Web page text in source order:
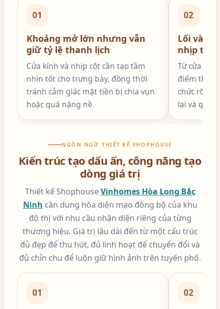
01
Khoảng mở lớn nhưng vẫn
giữ tỷ lệ thanh lịch
Cửa kính và nhịp cột cần tạo tầm
nhìn tốt cho trưng bày, đồng thời
tránh cảm giác mặt tiền bị chia vụn
hoặc quá nặng nề.
02
Lối vào
nhịp trải
Từ cửa
điểm
chức rõ để
lại và quay
NGÔN NGỮ THIẾT KẾ SHOPHOUSE
Kiến trúc tạo dấu ấn, công năng tạo
dòng giá trị
Thiết kế ShophouseVinhomes Hòa Long Bắc
Ninh cần dung hòa diện mạo đồng bộ của khu
đô thị với nhu cầu nhận diện riêng của từng
thương hiệu. Giá trị lâu dài đến từ một cấu trúc
đủ đẹp để thu hút, đủ linh hoạt để chuyển đổi và
đủ chỉn chu để luôn giữ hình ảnh trên tuyến phố.
01 02